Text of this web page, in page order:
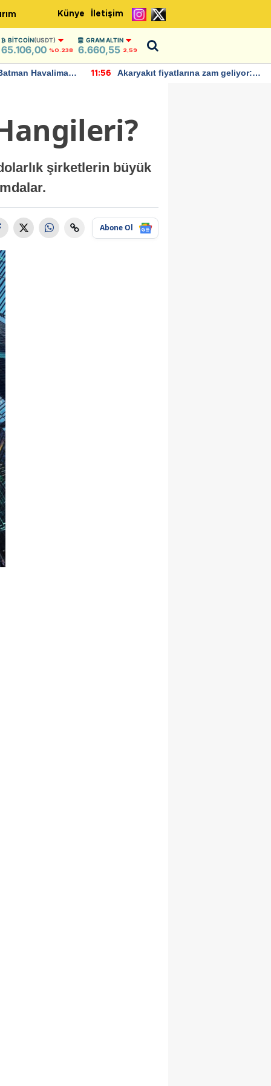
Künye İletişim
BITCOIN(USDT)
65.106,00 %0.238
GRAM ALTIN
6.660,55 2,59
Havalimanı
11:56
Akaryakıt fiyatlarına zam geliyor:
şirketlerin büyük
Abone Ol